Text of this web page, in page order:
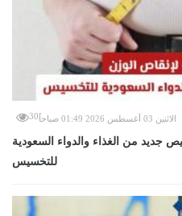
الاثنين 03 أغسطس 2026 01:49 صباحاً 30
جديد من الغذاء والدواء السعودية
للتخسيس